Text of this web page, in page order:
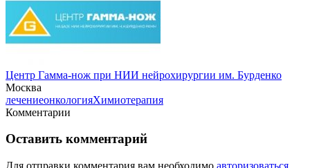
Центр Гамма-нож при НИИ нейрохирургии им. Бурденко
Москва
лечениеонкологияХимиотерапия
Комментарии
Оставить комментарий
Для отправки комментария вам необходимо авторизоваться